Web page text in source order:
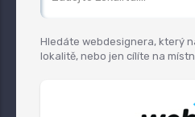
Hledáte webdesignera, který
lokalitě, nebo jen cílíte na